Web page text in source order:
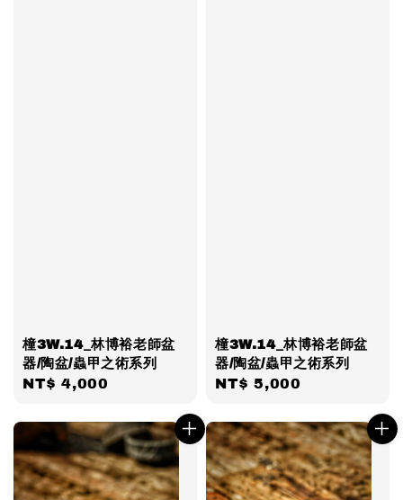
橦3W.14_林博裕老師盆
器/陶盆/蟲甲之術系列
Regular
NT$ 4,000
橦3W.14_林博裕老師盆
器/陶盆/蟲甲之術系列
Regular
NT$ 5,000